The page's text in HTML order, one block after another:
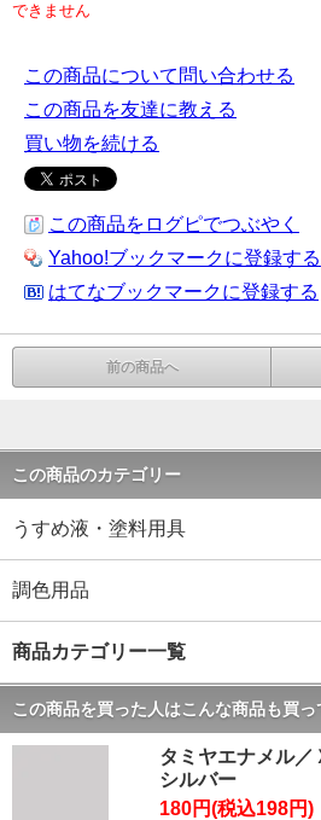
できません
この商品について問い合わせる
この商品を友達に教える
買い物を続ける
この商品をログピでつぶやく
Yahoo!ブックマークに登録する
はてなブックマークに登録する
前の商品へ
この商品のカテゴリー
うすめ液・塗料用具
調色用品
商品カテゴリー一覧
この商品を買った人はこんな商品も買っ
タミヤエナメル
シルバー
180円(税込198円)